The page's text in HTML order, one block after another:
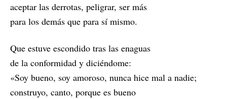
aceptar las derrotas, peligrar, ser más
para los demás que para sí mismo.
Que estuve escondido tras las enaguas
de la conformidad y diciéndome:
«Soy bueno, soy amoroso, nunca hice mal a nadie;
construyo, canto, porque es bueno